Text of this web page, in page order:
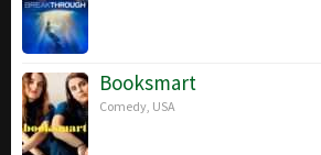
Booksmart
Comedy USA